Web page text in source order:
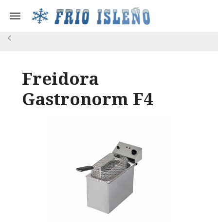
Toggle navigation
Freidora
Gastronorm F4